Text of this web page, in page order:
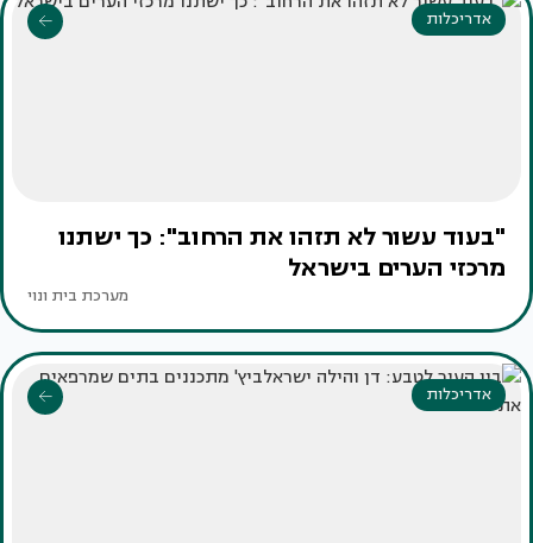
אדריכלות
"בעוד עשור לא תזהו את הרחוב": כך ישתנו
מרכזי הערים בישראל
מערכת בית ונוי
אדריכלות